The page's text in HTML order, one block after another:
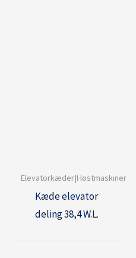
Elevatorkæder|Høstmaskiner
Kæde elevator
deling 38,4 W.L.